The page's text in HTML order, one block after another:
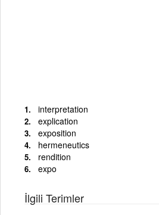
interpretation
explication
exposition
hermeneutics
rendition
expo
İlgili Terimler